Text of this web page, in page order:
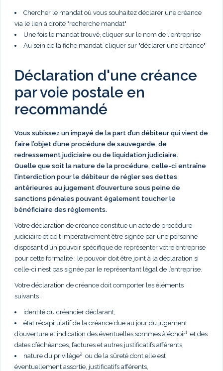
Chercher le mandat où vous souhaitez déclarer une créance
via le lien à droite "recherche mandat"
Une fois le mandat trouvé, cliquer sur le nom de l'entreprise
Au sein de la fiche mandat, cliquer sur "déclarer une créance"
Déclaration d'une créance
par voie postale en
recommandé
Vous subissez un impayé de la part d’un débiteur qui vient de
faire l’objet d’une procédure de sauvegarde, de
redressement judiciaire ou de liquidation judiciaire.
Quelle que soit la nature de la procédure, celle-ci entraîne
l’interdiction pour le débiteur de régler ses dettes
antérieures au jugement d’ouverture sous peine de
sanctions pénales pouvant également toucher le
bénéficiaire des règlements.
Votre déclaration de créance constitue un acte de procédure
judiciaire et doit impérativement être signée par une personne
disposant d’un pouvoir spécifique de représenter votre entreprise
pour cette formalité ; le pouvoir doit être joint à la déclaration si
celle-ci n’est pas signée par le représentant légal de l’entreprise.
Votre déclaration de créance doit comporter les éléments
suivants :
identité du créancier déclarant,
état récapitulatif de la créance due au jour du jugement
d’ouverture et indication des éventuelles sommes à échoir¹ et des
dates d’échéances, factures et autres justificatifs afférents,
nature du privilège² ou de la sûreté dont elle est
éventuellement assortie, justificatifs afférents,